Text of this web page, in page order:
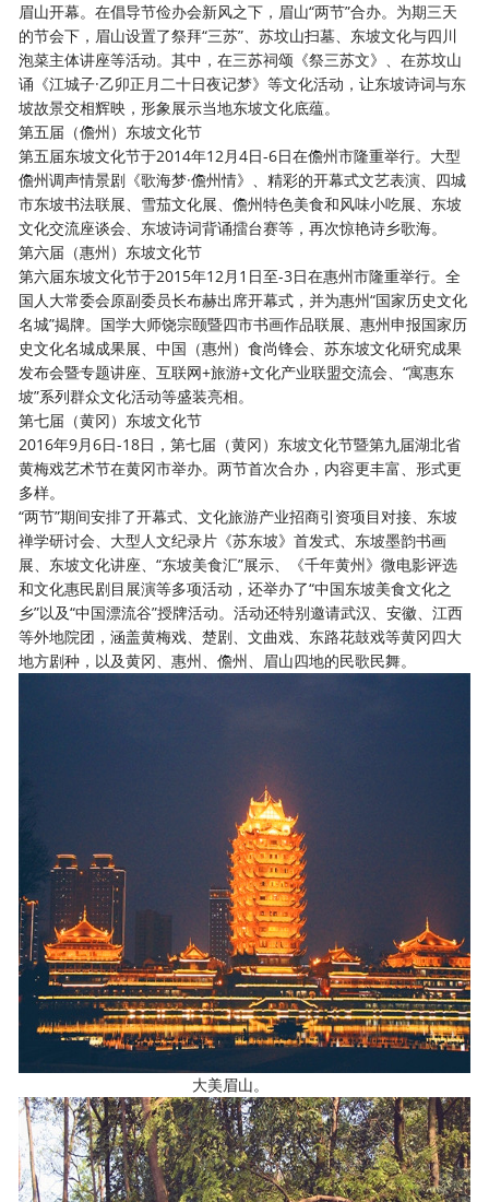
眉山开幕。在倡导节俭办会新风之下，眉山“两节”合办。为期三天
的节会下，眉山设置了祭拜“三苏”、苏坟山扫墓、东坡文化与四川
泡菜主体讲座等活动。其中，在三苏祠颂《祭三苏文》、在苏坟山
诵《江城子·乙卯正月二十日夜记梦》等文化活动，让东坡诗词与东
坡故景交相辉映，形象展示当地东坡文化底蕴。
第五届（儋州）东坡文化节
第五届东坡文化节于2014年12月4日-6日在儋州市隆重举行。大型
儋州调声情景剧《歌海梦·儋州情》、精彩的开幕式文艺表演、四城
市东坡书法联展、雪茄文化展、儋州特色美食和风味小吃展、东坡
文化交流座谈会、东坡诗词背诵擂台赛等，再次惊艳诗乡歌海。
第六届（惠州）东坡文化节
第六届东坡文化节于2015年12月1日至-3日在惠州市隆重举行。全
国人大常委会原副委员长布赫出席开幕式，并为惠州“国家历史文化
名城”揭牌。国学大师饶宗颐暨四市书画作品联展、惠州申报国家历
史文化名城成果展、中国（惠州）食尚锋会、苏东坡文化研究成果
发布会暨专题讲座、互联网+旅游+文化产业联盟交流会、“寓惠东
坡”系列群众文化活动等盛装亮相。
第七届（黄冈）东坡文化节
2016年9月6日-18日，第七届（黄冈）东坡文化节暨第九届湖北省
黄梅戏艺术节在黄冈市举办。两节首次合办，内容更丰富、形式更
多样。
“两节”期间安排了开幕式、文化旅游产业招商引资项目对接、东坡
禅学研讨会、大型人文纪录片《苏东坡》首发式、东坡墨韵书画
展、东坡文化讲座、“东坡美食汇”展示、《千年黄州》微电影评选
和文化惠民剧目展演等多项活动，还举办了“中国东坡美食文化之
乡”以及“中国漂流谷”授牌活动。活动还特别邀请武汉、安徽、江西
等外地院团，涵盖黄梅戏、楚剧、文曲戏、东路花鼓戏等黄冈四大
地方剧种，以及黄冈、惠州、儋州、眉山四地的民歌民舞。
大美眉山。